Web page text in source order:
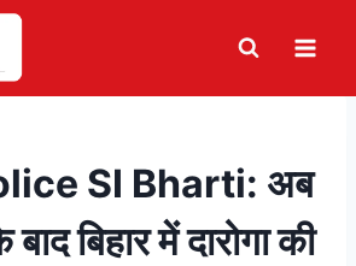
SI Bharti: अब
बिहार में दारोगा की